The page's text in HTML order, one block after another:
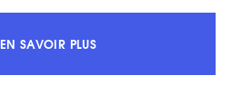
EN SAVOIR PLUSACCÉDEZ À 100% DU MARCHÉ ET